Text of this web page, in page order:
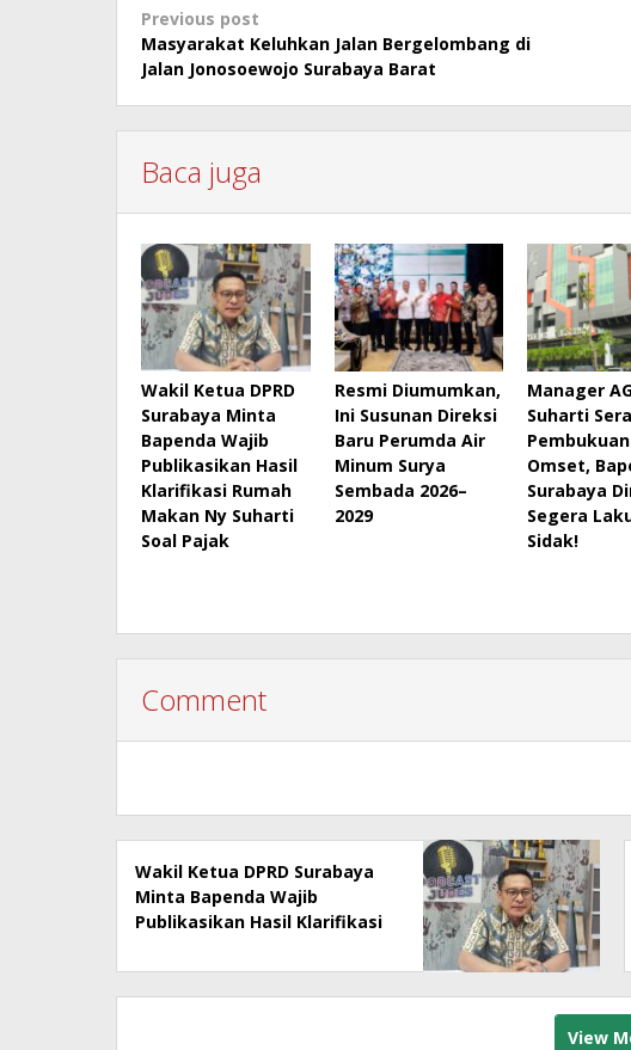
Post
navigation
Previous post
Masyarakat Keluhkan Jalan Bergelombang di
Jalan Jonosoewojo Surabaya Barat
Baca juga
Wakil Ketua DPRD
Surabaya Minta
Bapenda Wajib
Publikasikan Hasil
Klarifikasi Rumah
Makan Ny Suharti
Soal Pajak
Resmi Diumumkan,
Ini Susunan Direksi
Baru Perumda Air
Minum Surya
Sembada 2026–
2029
Manager
Suharti
Pembukuan
Omset,
Surabaya
Segera
Sidak!
Comment
Wakil Ketua DPRD Surabaya
Minta Bapenda Wajib
Publikasikan Hasil Klarifikasi
Pajak
View